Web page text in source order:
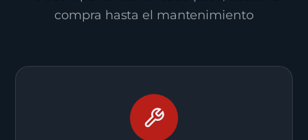
compra hasta el mantenimiento